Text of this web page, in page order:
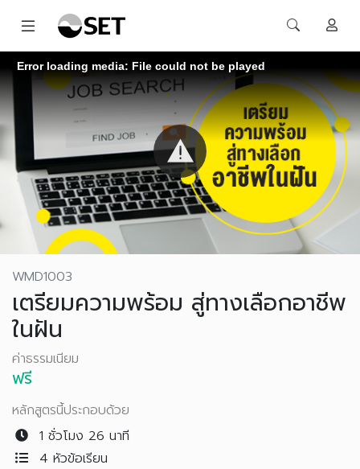
Error loading media: File could not be played
WMD1003
เตรียมความพร้อม สู่ทางเลือกอาชีพ
ในฝัน
ค่าธรรมเนียม
ฟรี
หลักสูตรนี้ประกอบด้วย
1 ชั่วโมง 26 นาที
4 หัวข้อเรียน